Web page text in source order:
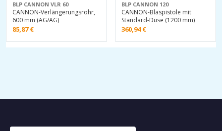
BLP CANNON VLR 60
CANNON-Verlängerungsrohr,
600 mm (AG/AG)
85,87€
BLP CANNON 120
CANNON-Blaspistole mit
Standard-Düse (1200 mm)
360,94€